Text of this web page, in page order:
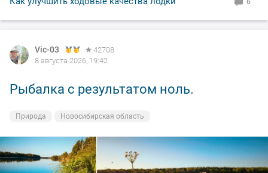
Vic-03
42708
8 августа 2026, 19:42
Рыбалка с результатом ноль.
Природа Новосибирская область